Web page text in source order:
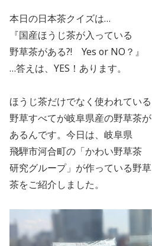
本日の日本茶クイズは…
『国産ほうじ茶が入っている
野草茶がある?! Yes or NO ？』
…答えは、YES！ あります。
ほうじ茶だけでなく使われている
野草すべてが岐阜県産の野草茶が
あるんです。今日は、岐阜県
飛騨市河合町の「かわい野草茶
研究グループ」が作っている野草
茶をご紹介しました。